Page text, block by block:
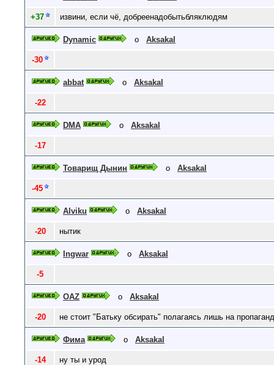
+37 извини, если чё, добреенадобытьбляклюдям
Dynamic о Aksakal
-30
abbat о Aksakal
-22
DMA о Aksakal
-17
Товарищ Дынин о Aksakal
-45
Alviku о Aksakal
-20 нытик
Ingwar о Aksakal
-5
OAZ о Aksakal
-20 не стоит "Батьку обсирать" полагаясь лишь на
Фима о Aksakal
-14 ну ты и урод